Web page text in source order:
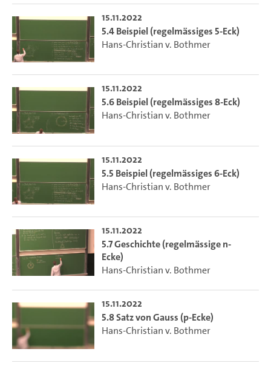
15.11.2022
5.4 Beispiel (regelmässiges 5-Eck)
Hans-Christian v. Bothmer
15.11.2022
5.6 Beispiel (regelmässiges 8-Eck)
Hans-Christian v. Bothmer
15.11.2022
5.5 Beispiel (regelmässiges 6-Eck)
Hans-Christian v. Bothmer
15.11.2022
5.7 Geschichte (regelmässige n-
Ecke)
Hans-Christian v. Bothmer
15.11.2022
5.8 Satz von Gauss (p-Ecke)
Hans-Christian v. Bothmer